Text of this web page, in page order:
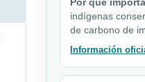
Por qué
indígenas
de carbono de
Información